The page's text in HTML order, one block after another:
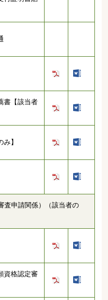
書【該当者
】
査申請関係）（該当者の
資格認定審